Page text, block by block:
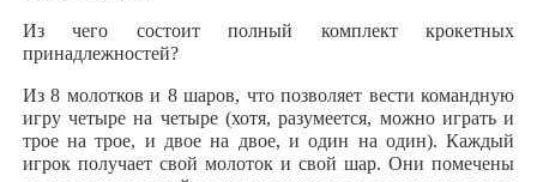
Из чего состоит полный комплект крокетных
принадлежностей?
Из 8 молотков и 8 шаров, что позволяет вести командную
игру четыре на четыре (хотя, разумеется, можно играть и
трое на трое, и двое на двое, и один на один). Каждый
игрок получает свой молоток и свой шар. Они помечены